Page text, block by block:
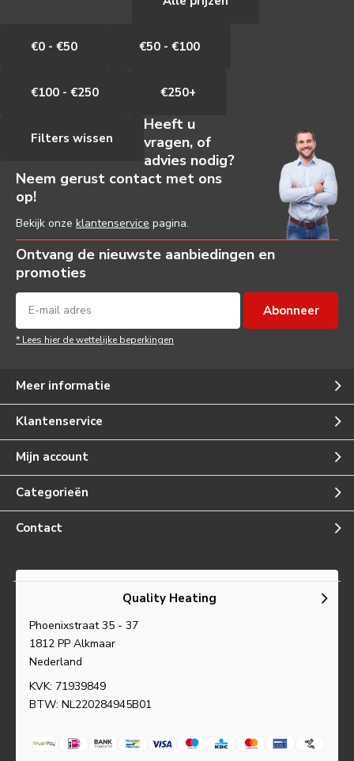
€0 - €50 €50 - €100
€100 - €250 €250+
Filters wissen
Heeft u
vragen, of
advies nodig?
Neem gerust contact met ons
op!
Bekijk onze klantenservice pagina.
Ontvang de nieuwste aanbiedingen en
promoties
Abonneer
* Lees hier de wettelijke beperkingen
Meer informatie
Klantenservice
Mijn account
Categorieën
Contact
Quality Heating
Phoenixstraat 35 - 37
1812 PP Alkmaar
Nederland
KVK: 71939849
BTW: NL220284945B01